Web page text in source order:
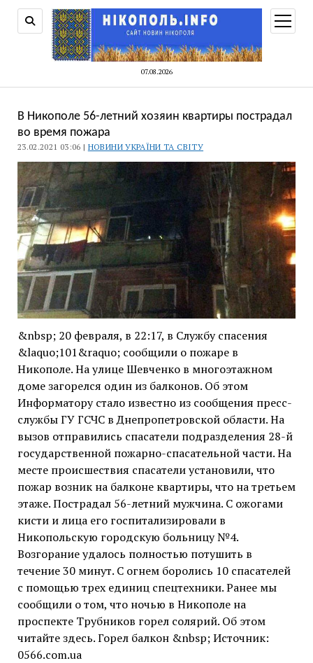
07.08.2026
меню
В Никополе 56-летний хозяин квартиры пострадал
во время пожара
23.02.2021 03:06 | НОВИНИ УКРАЇНИ ТА СВІТУ
&nbsp; 20 февраля, в 22:17, в Службу спасения
&laquo;101&raquo; сообщили о пожаре в
Никополе. На улице Шевченко в многоэтажном
доме загорелся один из балконов. Об этом
Информатору стало известно из сообщения пресс-
службы ГУ ГСЧС в Днепропетровской области. На
вызов отправились спасатели подразделения 28-й
государственной пожарно-спасательной части. На
месте происшествия спасатели установили, что
пожар возник на балконе квартиры, что на третьем
этаже. Пострадал 56-летний мужчина. С ожогами
кисти и лица его госпитализировали в
Никопольскую городскую больницу №4.
Возгорание удалось полностью потушить в
течение 30 минут. С огнем боролись 10 спасателей
с помощью трех единиц спецтехники. Ранее мы
сообщили о том, что ночью в Никополе на
проспекте Трубников горел солярий. Об этом
читайте здесь. Горел балкон &nbsp; Источник:
0566.com.ua